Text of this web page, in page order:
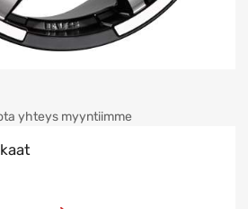
yhteys myyntiimme